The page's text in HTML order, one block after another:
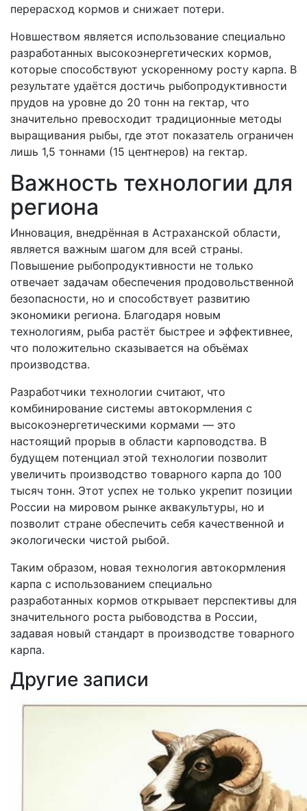
перерасход кормов и снижает потери.
Новшеством является использование специально
разработанных высокоэнергетических кормов,
которые способствуют ускоренному росту карпа. В
результате удаётся достичь рыбопродуктивности
прудов на уровне до 20 тонн на гектар, что
значительно превосходит традиционные методы
выращивания рыбы, где этот показатель ограничен
лишь 1,5 тоннами (15 центнеров) на гектар.
Важность технологии для
региона
Инновация, внедрённая в Астраханской области,
является важным шагом для всей страны.
Повышение рыбопродуктивности не только
отвечает задачам обеспечения продовольственной
безопасности, но и способствует развитию
экономики региона. Благодаря новым
технологиям, рыба растёт быстрее и эффективнее,
что положительно сказывается на объёмах
производства.
Разработчики технологии считают, что
комбинирование системы автокормления с
высокоэнергетическими кормами — это
настоящий прорыв в области карповодства. В
будущем потенциал этой технологии позволит
увеличить производство товарного карпа до 100
тысяч тонн. Этот успех не только укрепит позиции
России на мировом рынке аквакультуры, но и
позволит стране обеспечить себя качественной и
экологически чистой рыбой.
Таким образом, новая технология автокормления
карпа с использованием специально
разработанных кормов открывает перспективы для
значительного роста рыбоводства в России,
задавая новый стандарт в производстве товарного
карпа.
Другие записи